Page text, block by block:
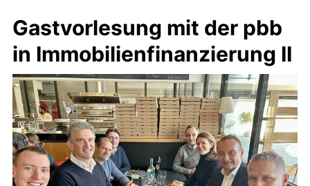
Gastvorlesung mit der pbb
in Immobilienfinanzierung II